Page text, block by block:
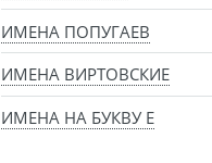
ИМЕНА ПОПУГАЕВ
ИМЕНА ВИРТОВСКИЕ
ИМЕНА НА БУКВУ Е